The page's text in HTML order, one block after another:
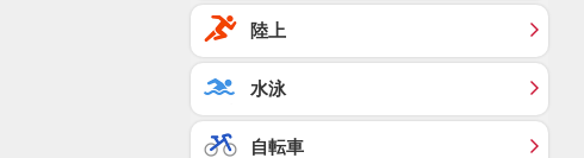
陸上
水泳
自転車